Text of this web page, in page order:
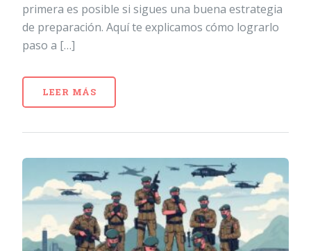
primera es posible si sigues una buena estrategia
de preparación. Aquí te explicamos cómo lograrlo
paso a […]
LEER MÁS